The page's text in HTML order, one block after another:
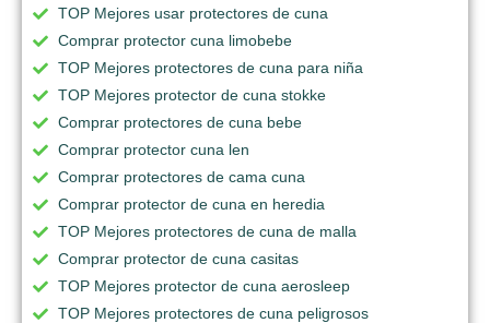
TOP Mejores usar protectores de cuna
Comprar protector cuna limobebe
TOP Mejores protectores de cuna para niña
TOP Mejores protector de cuna stokke
Comprar protectores de cuna bebe
Comprar protector cuna len
Comprar protectores de cama cuna
Comprar protector de cuna en heredia
TOP Mejores protectores de cuna de malla
Comprar protector de cuna casitas
TOP Mejores protector de cuna aerosleep
TOP Mejores protectores de cuna peligrosos